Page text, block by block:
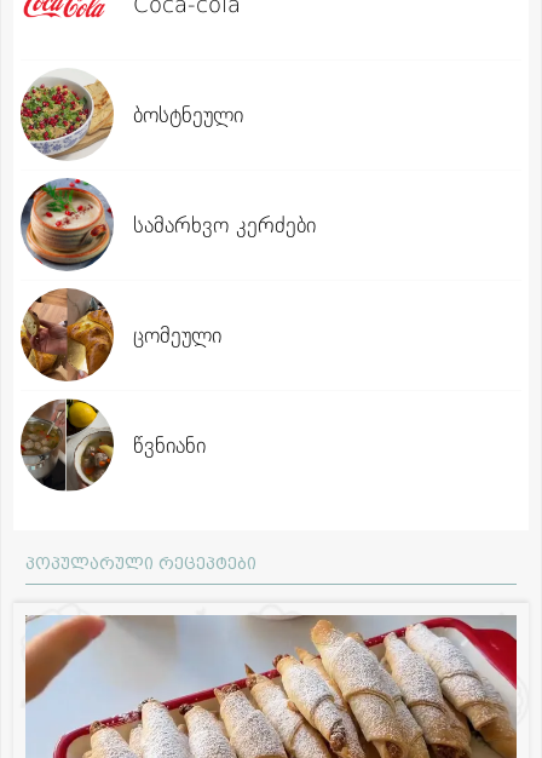
ბოსტნეული
სამარხვო კერძები
ცომეული
წვნიანი
პოპულარული რეცეპტები